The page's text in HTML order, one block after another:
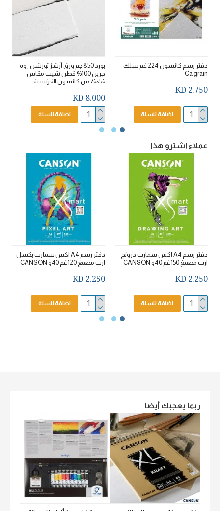
دفتر رسم كانسون 224 غم سلك
Ca grain
2.750 KD
اضافة للسلة
بورد 850 جم ورق آرشز تورشن روه
جرين 100% قطن شيت مقاس
56×76 من كانسون الفرنسية
8.000 KD
اضافة للسلة
عملاء اشترو هذا
دفتر رسم A4 اكس سمارت درونج
ارت مصمغ 150غم 40و CANSON
2.250 KD
اضافة للسلة
دفتر رسم A4 اكس سمارت بكسل
ارت مصمغ 120غم 40و CANSON
2.250 KD
اضافة للسلة
ربما يعجبك أيضا